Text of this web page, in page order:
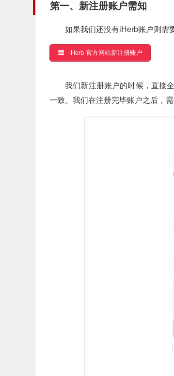
第一、新注册账户需知
如果我们还没有iHerb账户则需
iHerb 官方网站新注册账户
我们新注册账户的时候，直接
一致。我们在注册完毕账户之后，